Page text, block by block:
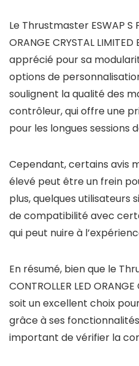
Le Thrustmaster ESWAP S
ORANGE CRYSTAL
apprécié pour sa
options de
soulignent la qualité des
contrôleur, qui offre une
pour les longues sessions
Cependant, certains avis
élevé peut être un frein
plus, quelques utilisateurs
de compatibilité avec
qui peut nuire à
En résumé, bien que le
CONTROLLER LED
soit un excellent choix
grâce à ses
important de vérifier la